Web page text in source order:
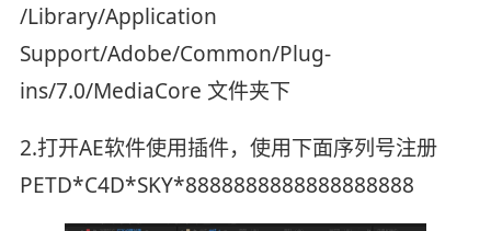
/Library/Application
Support/Adobe/Common/Plug-
ins/7.0/MediaCore 文件夹下
2.打开AE软件使用插件，使用下面序列号注册
PETD*C4D*SKY*8888888888888888888